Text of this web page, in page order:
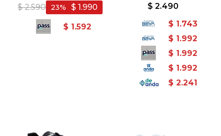
negro/blanco - Negro-
Blanco
$ 2.590 $ 1.990
23
$ 1.592
Blanco-Dorado
$ 2.490
$ 1.743
$ 1.992
$ 1.992
$ 1.992
$ 2.241